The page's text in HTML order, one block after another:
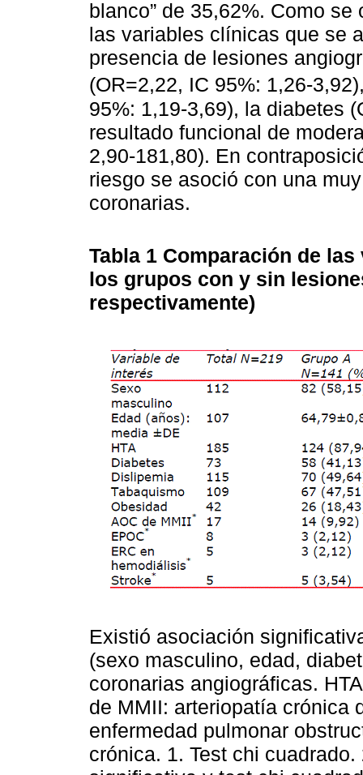
blanco” de 35,62%. Como
las variables clínicas que se
presencia de lesiones
(OR=2,22, IC 95%: 1,26-
95%: 1,19-3,69), la diabetes
resultado funcional de
2,90-181,80). En
riesgo se asoció con una
coronarias.
Tabla 1 Comparación de
los grupos con y sin
respectivamente)
Existió asociación
(sexo masculino, edad,
coronarias angiográficas.
de MMII: arteriopatía crónica
enfermedad pulmonar
crónica. 1. Test chi